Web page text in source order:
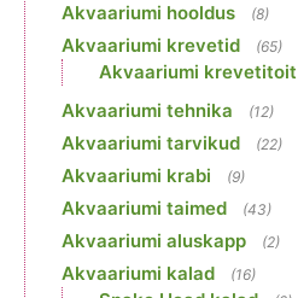
Akvaariumi hooldus (8)
Akvaariumi krevetid (65)
Akvaariumi krevetitoit
Akvaariumi tehnika (12)
Akvaariumi tarvikud (22)
Akvaariumi krabi (9)
Akvaariumi taimed (43)
Akvaariumi aluskapp (2)
Akvaariumi kalad (16)